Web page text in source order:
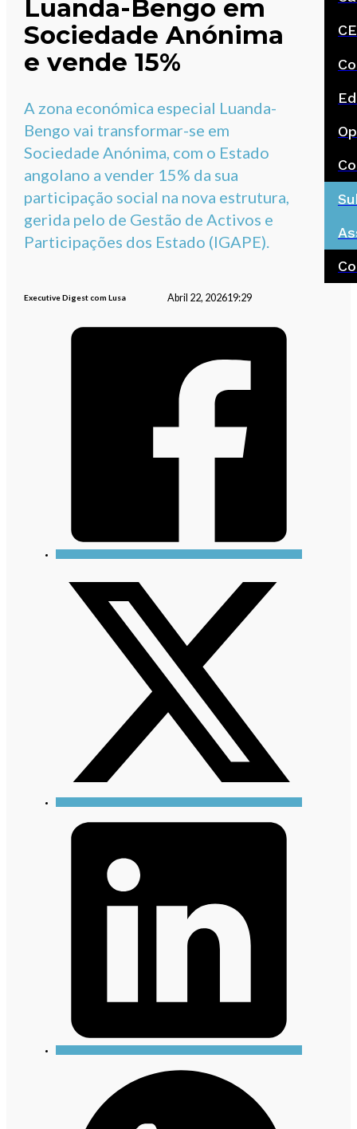
Luanda-Bengo em
Sociedade Anónima
e vende 15%
A zona económica especial Luanda-
Bengo vai transformar-se em
Sociedade Anónima, com o Estado
angolano a vender 15% da sua
participação social na nova estrutura,
gerida pelo de Gestão de Activos e
Participações dos Estado (IGAPE).
Executive Digest com Lusa Abril 22, 202619:29